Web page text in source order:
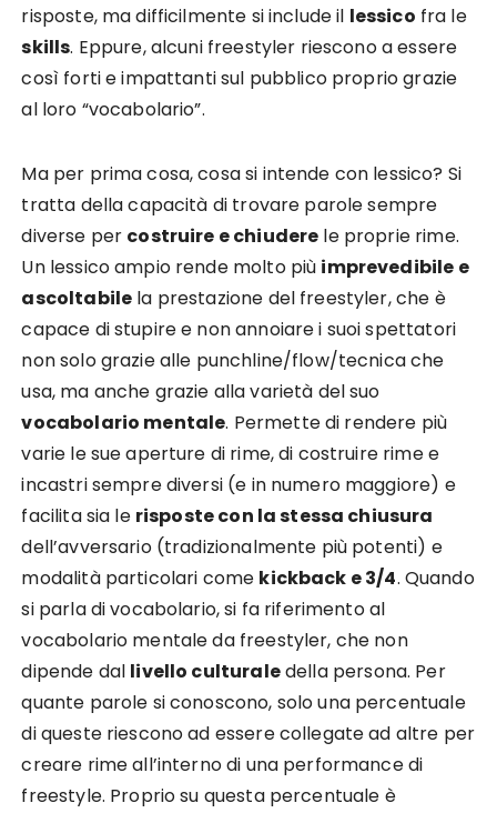
risposte, ma difficilmente si include il lessico fra le
skills. Eppure, alcuni freestyler riescono a essere
così forti e impattanti sul pubblico proprio grazie
al loro “vocabolario”.
Ma per prima cosa, cosa si intende con lessico? Si
tratta della capacità di trovare parole sempre
diverse per costruire e chiudere le proprie rime.
Un lessico ampio rende molto più imprevedibile e
ascoltabile la prestazione del freestyler, che è
capace di stupire e non annoiare i suoi spettatori
non solo grazie alle punchline/flow/tecnica che
usa, ma anche grazie alla varietà del suo
vocabolario mentale. Permette di rendere più
varie le sue aperture di rime, di costruire rime e
incastri sempre diversi (e in numero maggiore) e
facilita sia le risposte con la stessa chiusura
dell’avversario (tradizionalmente più potenti) e
modalità particolari come kickback e 3/4. Quando
si parla di vocabolario, si fa riferimento al
vocabolario mentale da freestyler, che non
dipende dal livello culturaledella persona. Per
quante parole si conoscono, solo una percentuale
di queste riescono ad essere collegate ad altre per
creare rime all’interno di una performance di
freestyle. Proprio su questa percentuale è